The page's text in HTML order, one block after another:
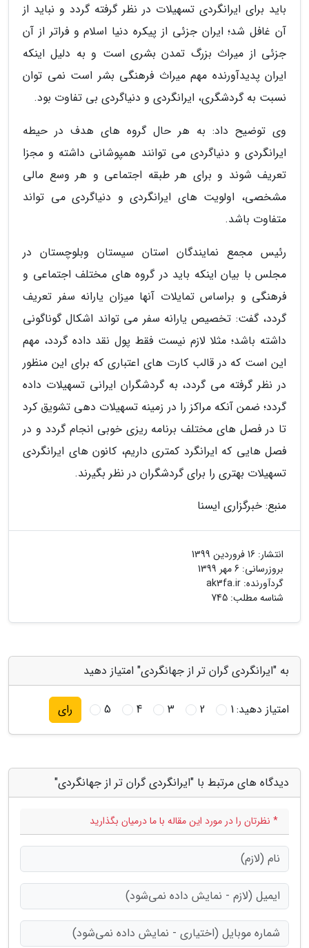
باید برای ایرانگردی تسهیلات در نظر گرفته گردد و نباید از
آن غافل شد؛ ایران جزئی از پیکره دنیا اسلام و فراتر از آن
جزئی از میراث بزرگ تمدن بشری است و به دلیل اینکه
ایران پدیدآورنده مهم میراث فرهنگی بشر است نمی توان
نسبت به گردشگری، ایرانگردی و دنیاگردی بی تفاوت بود.
وی توضیح داد: به هر حال گروه های هدف در حیطه
ایرانگردی و دنیاگردی می توانند همپوشانی داشته و مجزا
تعریف شوند و برای هر طبقه اجتماعی و هر وسع مالی
مشخصی، اولویت های ایرانگردی و دنیاگردی می تواند
متفاوت باشد.
رئیس مجمع نمایندگان استان سیستان وبلوچستان در
مجلس با بیان اینکه باید در گروه های مختلف اجتماعی و
فرهنگی و براساس تمایلات آنها میزان یارانه سفر تعریف
گردد، گفت: تخصیص یارانه سفر می تواند اشکال گوناگونی
داشته باشد؛ مثلا لازم نیست فقط پول نقد داده گردد، مهم
این است که در قالب کارت های اعتباری که برای این منظور
در نظر گرفته می گردد، به گردشگران ایرانی تسهیلات داده
گردد؛ ضمن آنکه مراکز را در زمینه تسهیلات دهی تشویق کرد
تا در فصل های مختلف برنامه ریزی خوبی انجام گردد و در
فصل هایی که ایرانگرد کمتری داریم، کانون های ایرانگردی
تسهیلات بهتری را برای گردشگران در نظر بگیرند.
منبع: خبرگزاری ایسنا
انتشار: 16 فروردین 1399
بروزرسانی: 6 مهر 1399
گردآورنده: ak3fa.ir
شناسه مطلب: 745
به "ایرانگردی گران تر از جهانگردی" امتیاز دهید
امتیاز دهید:1
2
3
4
5 رای
دیدگاه های مرتبط با "ایرانگردی گران تر از جهانگردی"
* نظرتان را در مورد این مقاله با ما درمیان بگذارید